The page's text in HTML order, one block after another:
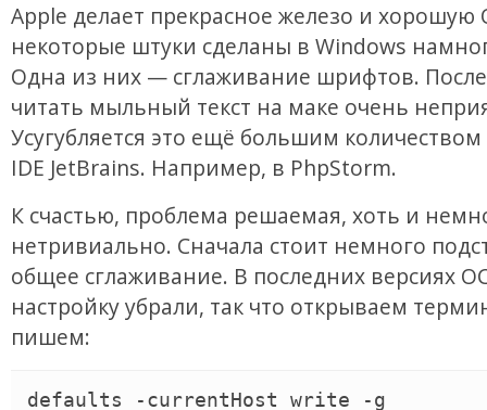
Apple делает прекрасное железо и хорошую
некоторые штуки сделаны в Windows
Одна из них — сглаживание шрифтов.
читать мыльный текст на маке очень
Усугубляется это ещё большим
IDE JetBrains. Например, в PhpStorm.
К счастью, проблема решаемая, хоть и
нетривиально. Сначала стоит немного
общее сглаживание. В последних версиях
настройку убрали, так что открываем
пишем:
defaults -currentHost write -g